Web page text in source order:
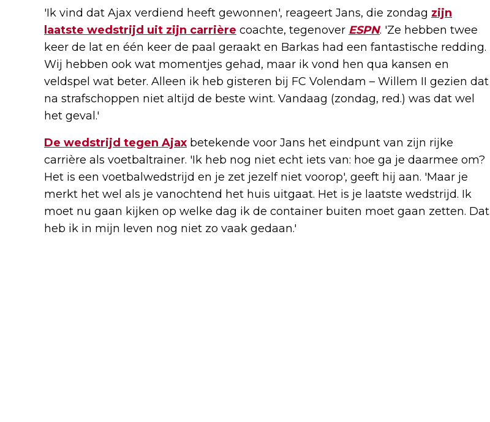
'Ik vind dat Ajax verdiend heeft gewonnen', reageert Jans, die zondag zijn
laatste wedstrijd uit zijn carrière coachte, tegenover ESPN. 'Ze hebben twee
keer de lat en één keer de paal geraakt en Barkas had een fantastische redding.
Wij hebben ook wat momentjes gehad, maar ik vond hen qua kansen en
veldspel wat beter. Alleen ik heb gisteren bij FC Volendam – Willem II gezien dat
na strafschoppen niet altijd de beste wint. Vandaag (zondag, red.) was dat wel
het geval.'
De wedstrijd tegen Ajax betekende voor Jans het eindpunt van zijn rijke
carrière als voetbaltrainer. 'Ik heb nog niet echt iets van: hoe ga je daarmee om?
Het is een voetbalwedstrijd en je zet jezelf niet voorop', geeft hij aan. 'Maar je
merkt het wel als je vanochtend het huis uitgaat. Het is je laatste wedstrijd. Ik
moet nu gaan kijken op welke dag ik de container buiten moet gaan zetten. Dat
heb ik in mijn leven nog niet zo vaak gedaan.'